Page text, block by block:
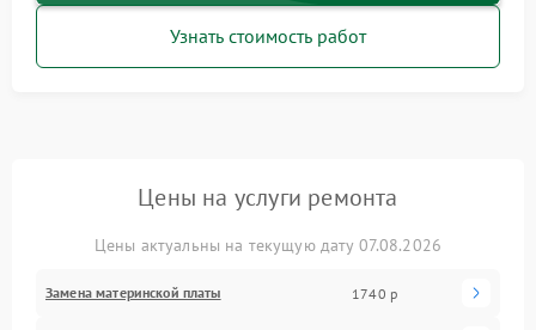
Узнать стоимость работ
Цены на услуги ремонта
Цены актуальны на текущую дату 07.08.2026
Замена материнской платы 1740 р